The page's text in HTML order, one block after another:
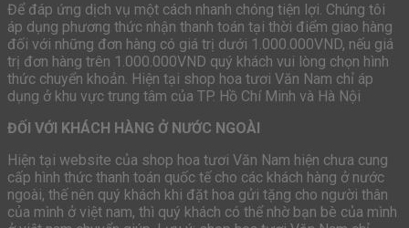
Để đáp ứng dịch vụ một cách nhanh chóng tiện lợi. Chúng tôi
áp dụng phương thức nhận thanh toán tại thời điểm giao hàng
đối với những đơn hàng có giá trị dưới 1.000.000VND, nếu giá
trị đơn hàng trên 1.000.000VND quý khách vui lòng chọn hình
thức chuyển khoản. Hiện tại shop hoa tươi Văn Nam chỉ áp
dụng ở khu vực trung tâm của TP. Hồ Chí Minh và Hà Nội
ĐỐI VỚI KHÁCH HÀNG Ở NƯỚC NGOÀI
Hiện tại website của shop hoa tươi Văn Nam hiện chưa cung
cấp hình thức thanh toán quốc tế cho các khách hàng ở nước
ngoài, thế nên quý khách khi đặt hoa gửi tặng cho người thân
của mình ở việt nam, thì quý khách có thể nhờ bạn bè của mình